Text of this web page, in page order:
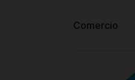
Comercio